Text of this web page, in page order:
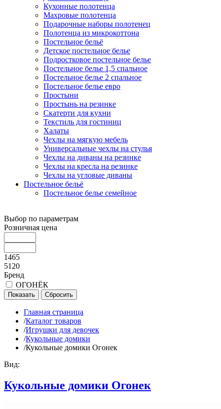
Кухонные полотенца
Махровые полотенца
Подарочные наборы полотенец
Полотенца из микрокоттона
Постельное бельё
Детское постельное белье
Подростковое постельное белье
Постельное белье 1,5 спальное
Постельное белье 2 спальное
Постельное белье евро
Простыни
Простынь на резинке
Скатерти для кухни
Текстиль для гостиниц
Халаты
Чехлы на мягкую мебель
Универсальные чехлы на стулья
Чехлы на диваны на резинке
Чехлы на кресла на резинке
Чехлы на угловые диваны
Постельное бельё
Постельное белье семейное
Выбор по параметрам
Розничная цена
1465
5120
Бренд
ОГОНЁК
Главная страница
/Каталог товаров
/Игрушки для девочек
/Кукольные домики
/Кукольные домики Огонек
Вид:
Кукольные домики Огонек